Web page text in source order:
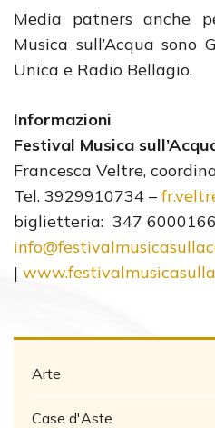
Media patners anche
Musica sull’Acqua sono
Unica e Radio Bellagio.
Informazioni
Festival Musica
Francesca Veltre,
Tel. 3929910734 –
biglietteria: 347 6000166
|
Arte
Case d'Aste